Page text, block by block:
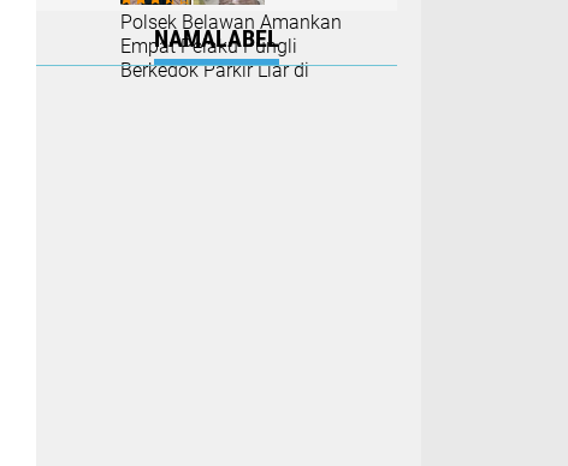
Polsek Belawan Amankan
Empat Pelaku Pungli
Berkedok Parkir Liar di
NAMALABEL